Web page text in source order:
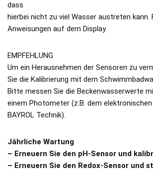
dass
hierbei nicht zu viel Wasser austreten kann.
Anweisungen auf dem Display.
EMPFEHLUNG
Um ein Herausnehmen der Sensoren zu
Sie die Kalibrierung mit dem
Bitte messen Sie die Beckenwasserwerte
einem Photometer (z.B. dem
BAYROL Technik).
Jährliche Wartung
– Erneuern Sie den pH-Sensor und
– Erneuern Sie den Redox-Sensor und